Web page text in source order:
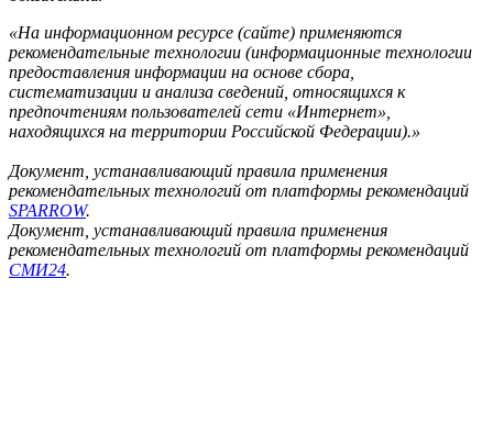
«На информационном ресурсе (сайте) применяются
рекомендательные технологии (информационные технологии
предоставления информации на основе сбора,
систематизации и анализа сведений, относящихся к
предпочтениям пользователей сети «Интернет»,
находящихся на территории Российской Федерации).»
Документ, устанавливающий правила применения
рекомендательных технологий от платформы рекомендаций
SPARROW.
Документ, устанавливающий правила применения
рекомендательных технологий от платформы рекомендаций
СМИ24.